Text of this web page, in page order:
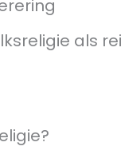
als